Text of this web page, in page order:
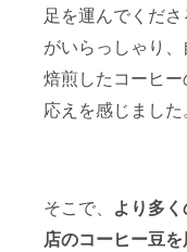
足を運んでくだ
がいらっしゃり
焙煎したコーヒ
応えを感じました。
そこで、 より多
店のコーヒー豆